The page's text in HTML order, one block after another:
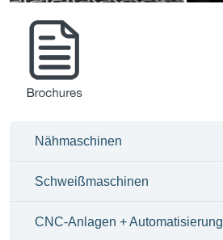
Nähmaschinen
Schweißmaschinen
CNC-Anlagen + Automatisierung